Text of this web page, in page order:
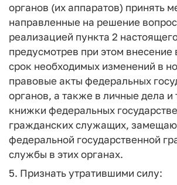
органов (их аппаратов) принять
направленные на решение
реализацией пункта 2
предусмотрев при этом внесение
срок необходимых изменений в
правовые акты федеральных
органов, а также в личные дела и
книжки федеральных
гражданских служащих,
федеральной государственной
службы в этих органах.
5. Признать утратившими силу: